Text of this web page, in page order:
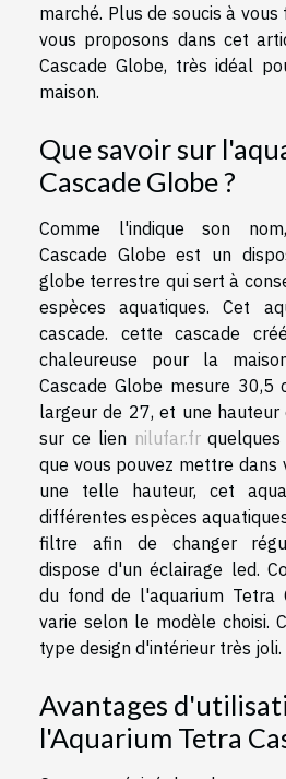
marché. Plus de soucis à
vous proposons dans cet
Cascade Globe, très idéal
maison.
Que savoir sur
Cascade Globe ?
Comme l'indique son
Cascade Globe est un
globe terrestre qui sert à
espèces aquatiques. Cet
cascade. cette cascade
chaleureuse pour la
Cascade Globe mesure 30,5
largeur de 27, et une hauteur
sur ce lien nilufar.frquelques
que vous pouvez mettre dans
une telle hauteur, cet
différentes espèces
filtre afin de changer
dispose d'un éclairage led.
du fond de l'aquarium Tetra
varie selon le modèle choisi.
type design d'intérieur très joli.
Avantages
l'Aquarium Tetra